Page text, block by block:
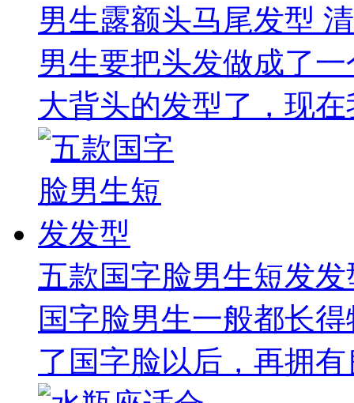
男生露额头马尾发型
男生要把头发做成了
大背头的发型了，现
五款国字脸男生短发发
国字脸男生一般都长
了国字脸以后，再拥